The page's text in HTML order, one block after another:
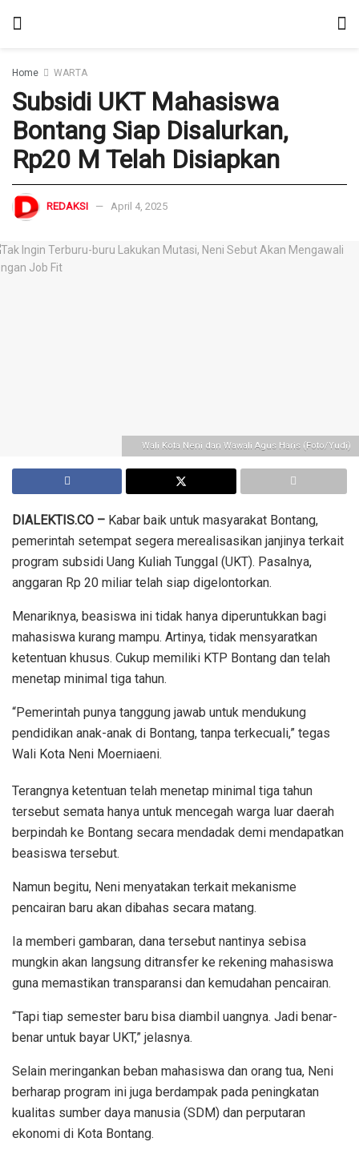
Home WARTA
Subsidi UKT Mahasiswa
Bontang Siap Disalurkan,
Rp20 M Telah Disiapkan
REDAKSI April 4, 2025
Wali Kota Neni dan Wawali Agus Haris (Foto/Yudi)
DIALEKTIS.CO – Kabar baik untuk masyarakat Bontang,
pemerintah setempat segera merealisasikan janjinya terkait
program subsidi Uang Kuliah Tunggal (UKT). Pasalnya,
anggaran Rp 20 miliar telah siap digelontorkan.
Menariknya, beasiswa ini tidak hanya diperuntukkan bagi
mahasiswa kurang mampu. Artinya, tidak mensyaratkan
ketentuan khusus. Cukup memiliki KTP Bontang dan telah
menetap minimal tiga tahun.
“Pemerintah punya tanggung jawab untuk mendukung
pendidikan anak-anak di Bontang, tanpa terkecuali,” tegas
Wali Kota Neni Moerniaeni.
Terangnya ketentuan telah menetap minimal tiga tahun
tersebut semata hanya untuk mencegah warga luar daerah
berpindah ke Bontang secara mendadak demi mendapatkan
beasiswa tersebut.
Namun begitu, Neni menyatakan terkait mekanisme
pencairan baru akan dibahas secara matang.
Ia memberi gambaran, dana tersebut nantinya sebisa
mungkin akan langsung ditransfer ke rekening mahasiswa
guna memastikan transparansi dan kemudahan pencairan.
“Tapi tiap semester baru bisa diambil uangnya. Jadi benar-
benar untuk bayar UKT,” jelasnya.
Selain meringankan beban mahasiswa dan orang tua, Neni
berharap program ini juga berdampak pada peningkatan
kualitas sumber daya manusia (SDM) dan perputaran
ekonomi di Kota Bontang.